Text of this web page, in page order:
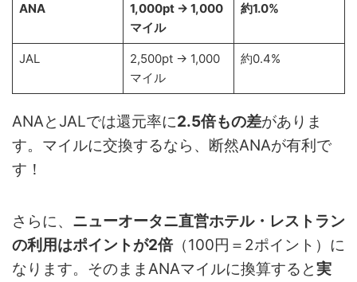
ANA
1,000pt → 1,000
マイル
約1.0%
JAL
2,500pt → 1,000
マイル
約0.4%
ANAとJALでは還元率に2.5倍もの差がありま
す。マイルに交換するなら、断然ANAが有利で
す！
さらに、 ニューオータニ直営ホテル・レストラン
の利用はポイントが2倍（100円＝2ポイント）に
なります。そのままANAマイルに換算すると実